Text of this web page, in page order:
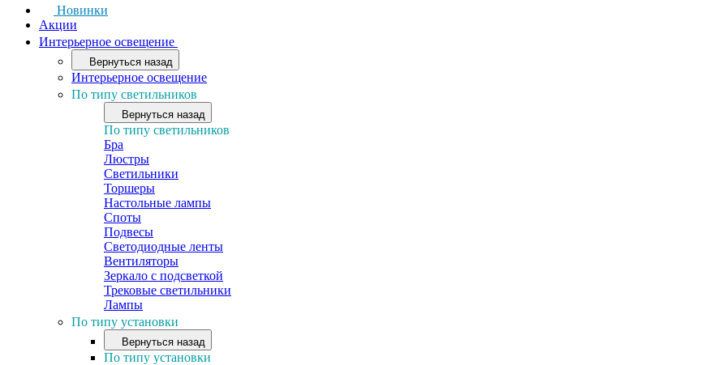
Новинки
Акции
Интерьерное освещение
Вернуться назад
Интерьерное освещение
По типу светильников
Вернуться назад
По типу светильников
Бра
Люстры
Светильники
Торшеры
Настольные лампы
Споты
Подвесы
Светодиодные ленты
Вентиляторы
Зеркало с подсветкой
Трековые светильники
Лампы
По типу установки
Вернуться назад
По типу установки